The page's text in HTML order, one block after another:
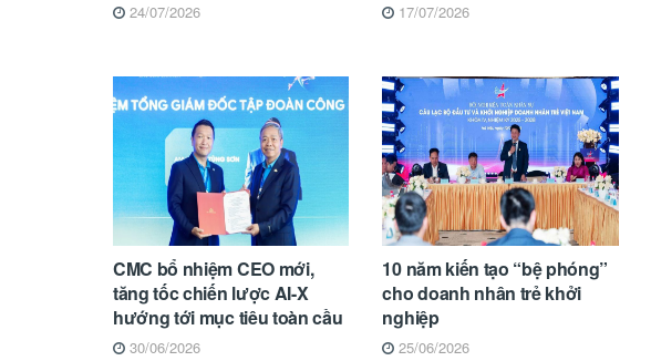
24/07/2026 17/07/2026
CMC bổ nhiệm CEO mới,
tăng tốc chiến lược AI-X
hướng tới mục tiêu toàn cầu
30/06/2026
10 năm kiến tạo “bệ phóng”
cho doanh nhân trẻ khởi
nghiệp
25/06/2026